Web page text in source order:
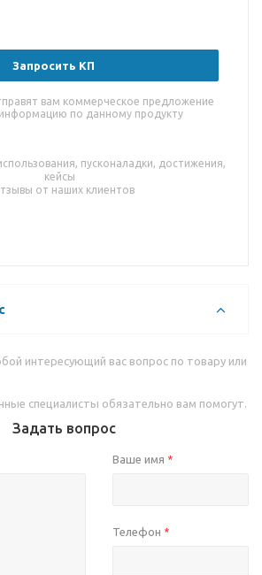
Запросить КП
вам коммерческое предложение
по данному продукту
пусконаладки, достижения,
кейсы
от наших клиентов
интересующий вас вопрос по товару или
специалисты обязательно вам помогут.
Задать вопрос
Ваше имя *
Телефон *